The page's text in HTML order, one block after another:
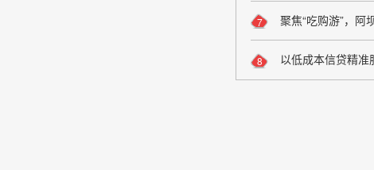
聚焦“吃购游”，阿
7
以低成本信贷精准
8